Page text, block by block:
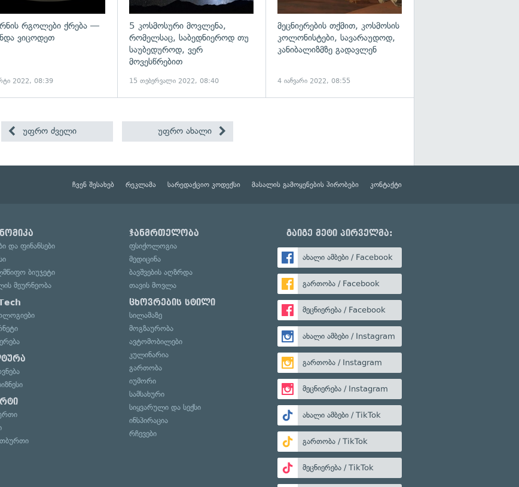
რგოლები ქრება —
ვიცოდეთ
2022, 08:39
5 კოსმოსური მოვლენა,
რომელსაც, საბედნიეროდ თუ
საუბედუროდ, ვერ
მოვესწრებით
15 თებერვალი 2022, 08:40
მეცნიერების თქმით, კოსმოსის
კოლონისტები, სავარაუდოდ,
კანიბალიზმზე გადავლენ
4 იანვარი 2022, 08:55
უფრო ძველი უფრო ახალი
ჩვენ შესახებ რეკლამა სარედაქციო კოდექსი მასალის გამოყენების პირობები კონტაქტი
და ფინანსები
ბიუჯეტი
მეურნეობა
ჯანმრთელობა
ფსიქოლოგია
მედიცინა
ბავშვების აღზრდა
თავის მოვლა
ცხოვრების სტილი
სილამაზე
მოგზაურობა
ავტომობილები
კულინარია
გართობა
იუმორი
სამსახური
სიყვარული და სექსი
ინსპირაცია
რჩევები
გაიგე მეტი პირველმა:
ახალი ამბები / Facebook
გართობა / Facebook
მეცნიერება / Facebook
ახალი ამბები / Instagram
გართობა / Instagram
მეცნიერება / Instagram
ახალი ამბები / TikTok
გართობა / TikTok
მეცნიერება / TikTok